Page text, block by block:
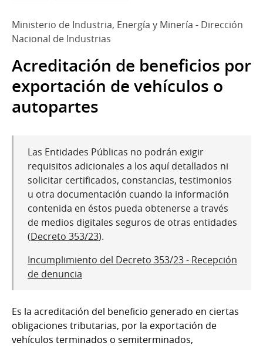
Ministerio de Industria, Energía y Minería - Dirección
Nacional de Industrias
Acreditación de beneficios por
exportación de vehículos o
autopartes
Las Entidades Públicas no podrán exigir
requisitos adicionales a los aquí detallados ni
solicitar certificados, constancias, testimonios
u otra documentación cuando la información
contenida en éstos pueda obtenerse a través
de medios digitales seguros de otras entidades
(Decreto 353/23).
Incumplimiento del Decreto 353/23 - Recepción
de denuncia
Es la acreditación del beneficio generado en ciertas
obligaciones tributarias, por la exportación de
vehículos terminados o semiterminados,